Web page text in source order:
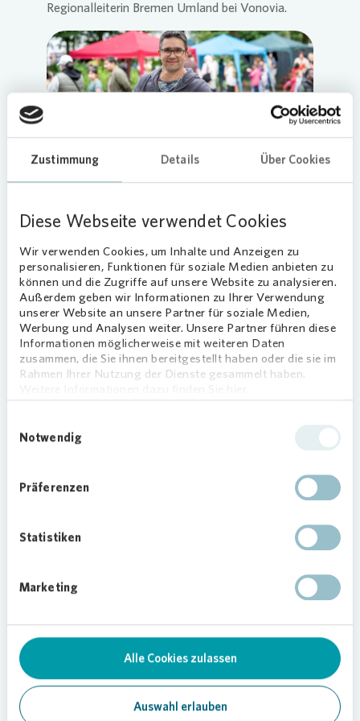
Zustimmung Details Über Cookies
Diese Webseite verwendet Cookies
Wir verwenden Cookies, um Inhalte und Anzeigen zu
personalisieren, Funktionen für soziale Medien anbieten zu
können und die Zugriffe auf unsere Website zu analysieren.
Außerdem geben wir Informationen zu Ihrer Verwendung
unserer Website an unsere Partner für soziale Medien,
Werbung und Analysen weiter. Unsere Partner führen diese
Informationen möglicherweise mit weiteren Daten
zusammen, die Sie ihnen bereitgestellt haben oder die sie im
Rahmen Ihrer Nutzung der Dienste gesammelt haben.
Notwendig
Präferenzen
Statistiken
Marketing
Alle Cookies zulassen
Auswahl erlauben
Regionalleiterin Bremen Umland bei Vonovia.
Feuerwehr, die Tanzgruppe sowie die Hüpfburg.
Auf der Bühne sorgte zum Beispiel die Tanzschule
Casa de la Danza für Schwung, während Kinder
an den Mitmachständen bastelten, spielten und
Neues ausprobierten. Auch der Flohmarkt wurde
gut angenommen: Viele Nachbarinnen und
Nachbarn kamen beim Stöbern miteinander ins
Für Stärkung sorgten Bratwurst, Kaffee und Eis.
Mit dabei waren unter anderem Kitas, Schulen, die
Kirchengemeinden, die Kulturtafel, das
Sozialkaufhaus und weitere Akteurinnen und
Loading...
Nachbarschaft, die bleibt